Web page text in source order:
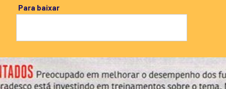
Para baixar